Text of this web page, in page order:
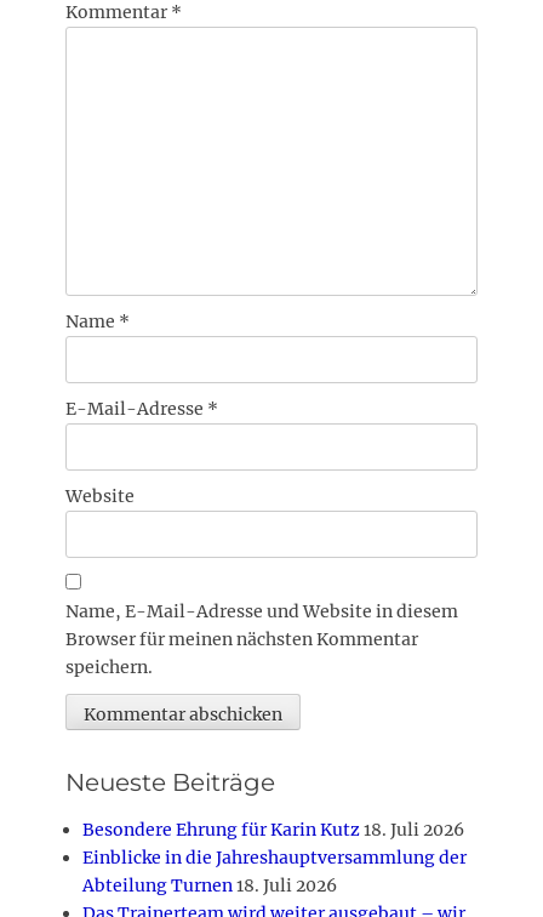
Kommentar *
Name *
E-Mail-Adresse *
Website
Name, E-Mail-Adresse und Website in diesem
Browser für meinen nächsten Kommentar
speichern.
Neueste Beiträge
Besondere Ehrung für Karin Kutz18. Juli 2026
Einblicke in die Jahreshauptversammlung der
Abteilung Turnen18. Juli 2026